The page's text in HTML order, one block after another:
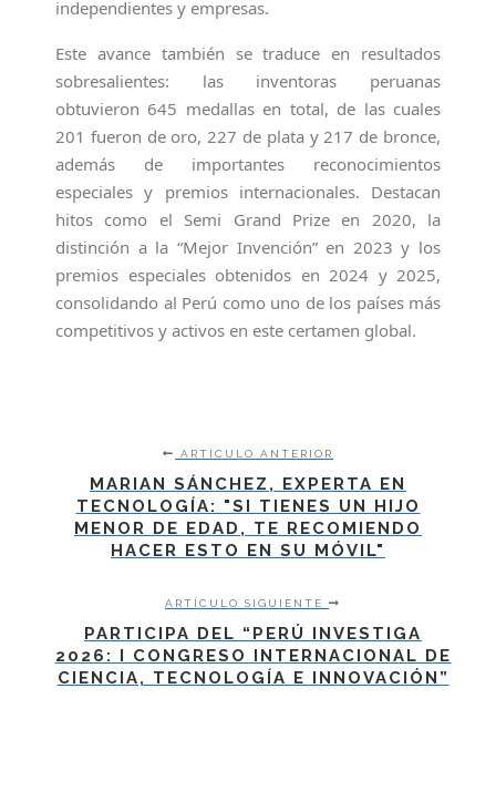
independientes y empresas.
Este avance también se traduce en resultados
sobresalientes: las inventoras peruanas
obtuvieron 645 medallas en total, de las cuales
201 fueron de oro, 227 de plata y 217 de bronce,
además de importantes reconocimientos
especiales y premios internacionales. Destacan
hitos como el Semi Grand Prize en 2020, la
distinción a la “Mejor Invención” en 2023 y los
premios especiales obtenidos en 2024 y 2025,
consolidando al Perú como uno de los países más
competitivos y activos en este certamen global.
ARTÍCULO ANTERIOR
MARIAN SÁNCHEZ, EXPERTA EN
TECNOLOGÍA: "SI TIENES UN HIJO
MENOR DE EDAD, TE RECOMIENDO
HACER ESTO EN SU MÓVIL"
ARTÍCULO SIGUIENTE
PARTICIPA DEL “PERÚ INVESTIGA
2026: I CONGRESO INTERNACIONAL DE
CIENCIA, TECNOLOGÍA E INNOVACIÓN”